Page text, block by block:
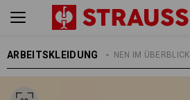
ARBEITSKLEIDUNGE.S. KOLLEKTIONEN IM ÜBERBLICK
THEMEN